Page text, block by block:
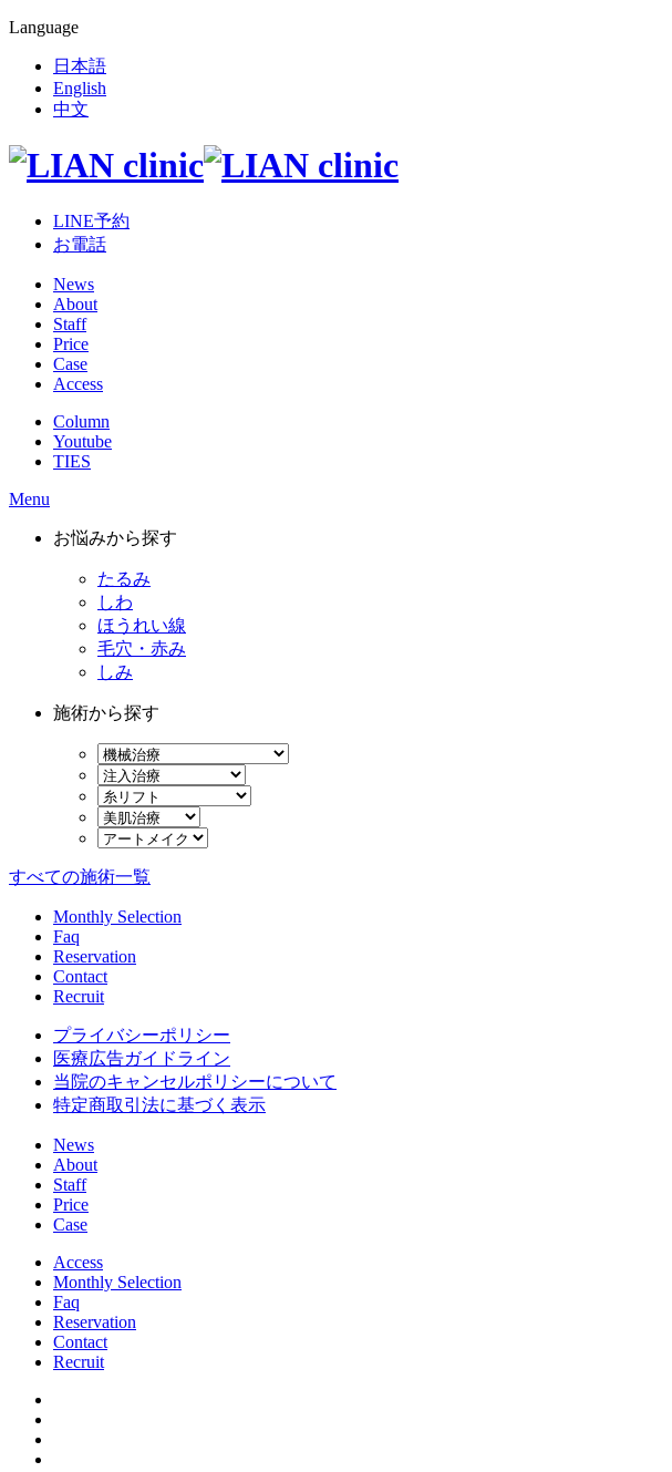
Language
日本語
English
中文
LINE予約
お電話
News
About
Staff
Price
Case
Access
Column
Youtube
TIES
Menu
お悩みから探す
たるみ
しわ
ほうれい線
毛穴・赤み
しみ
施術から探す
すべての施術一覧
Monthly Selection
Faq
Reservation
Contact
Recruit
プライバシーポリシー
医療広告ガイドライン
当院のキャンセルポリシーについて
特定商取引法に基づく表示
News
About
Staff
Price
Case
Access
Monthly Selection
Faq
Reservation
Contact
Recruit